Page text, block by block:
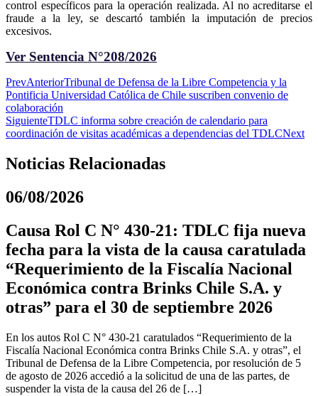
control específicos para la operación realizada. Al no acreditarse el
fraude a la ley, se descartó también la imputación de precios
excesivos.
Ver Sentencia N°208/2026
PrevAnteriorTribunal de Defensa de la Libre Competencia y la
Pontificia Universidad Católica de Chile suscriben convenio de
colaboración
SiguienteTDLC informa sobre creación de calendario para
coordinación de visitas académicas a dependencias del TDLCNext
Noticias Relacionadas
06/08/2026
Causa Rol C N° 430-21: TDLC fija nueva
fecha para la vista de la causa caratulada
“Requerimiento de la Fiscalía Nacional
Económica contra Brinks Chile S.A. y
otras” para el 30 de septiembre 2026
En los autos Rol C N° 430-21 caratulados “Requerimiento de la
Fiscalía Nacional Económica contra Brinks Chile S.A. y otras”, el
Tribunal de Defensa de la Libre Competencia, por resolución de 5
de agosto de 2026 accedió a la solicitud de una de las partes, de
suspender la vista de la causa del 26 de […]